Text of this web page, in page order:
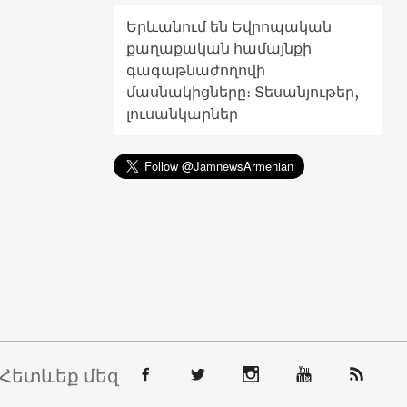
Երևանում են Եվրոպական
քաղաքական համայնքի
գագաթնաժողովի
մասնակիցները։ Տեսանյութեր,
լուսանկարներ
Հետևեք մեզ